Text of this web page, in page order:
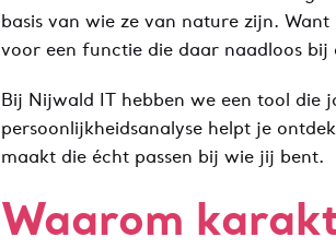
basis van wie ze van nature zijn.
voor een functie die daar naadloos bij
Bij Nijwald IT hebben we een tool die
persoonlijkheidsanalyse helpt je
maakt die écht passen bij wie jij bent.
Waarom